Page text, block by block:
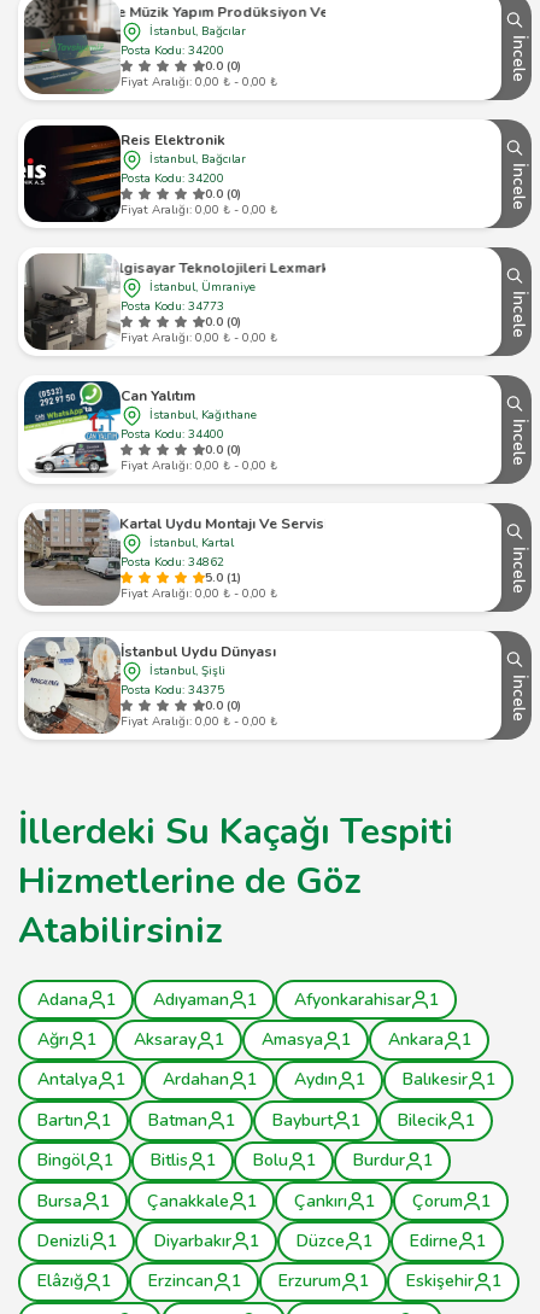
Balance Müzik Yapım Prodüksiyon Ve Tic. Ltd. Şti.
İstanbul, Bağcılar
Posta Kodu: 34200
0.0 (0)
Fiyat Aralığı: 0,00 ₺ - 0,00 ₺
İncele
Reis Elektronik
İstanbul, Bağcılar
Posta Kodu: 34200
0.0 (0)
Fiyat Aralığı: 0,00 ₺ - 0,00 ₺
İncele
Emsa Bilgisayar Teknolojileri Lexmark Yetkili Servis
İstanbul, Ümraniye
Posta Kodu: 34773
0.0 (0)
Fiyat Aralığı: 0,00 ₺ - 0,00 ₺
İncele
Can Yalıtım
İstanbul, Kağıthane
Posta Kodu: 34400
0.0 (0)
Fiyat Aralığı: 0,00 ₺ - 0,00 ₺
İncele
Kartal Uydu Montajı Ve Servisi
İstanbul, Kartal
Posta Kodu: 34862
5.0 (1)
Fiyat Aralığı: 0,00 ₺ - 0,00 ₺
İncele
İstanbul Uydu Dünyası
İstanbul, Şişli
Posta Kodu: 34375
0.0 (0)
Fiyat Aralığı: 0,00 ₺ - 0,00 ₺
İncele
İllerdeki Su Kaçağı Tespiti
Hizmetlerine de Göz
Atabilirsiniz
Adana 1 Adıyaman 1 Afyonkarahisar
1
Ağrı
1 Aksaray 1 Amasya 1 Ankara
1
Antalya
1 Ardahan 1 Aydın 1 Balıkesir
1
Bartın
1 Batman 1 Bayburt 1 Bilecik
1
Bingöl
1 Bitlis 1 Bolu 1 Burdur
1
Bursa
1 Çanakkale 1 Çankırı 1 Çorum
1
Denizli
1 Diyarbakır 1 Düzce 1 Edirne
1
Elâzığ
1 Erzincan 1 Erzurum 1 Eskişehir
1